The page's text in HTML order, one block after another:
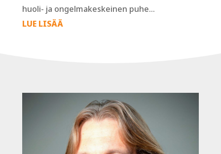
huoli- ja ongelmakeskeinen puhe...
LUE LISÄÄ